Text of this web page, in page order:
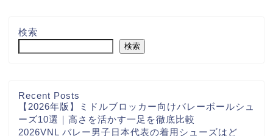
検索
検索
Recent Posts
【2026年版】ミドルブロッカー向けバレーボールシュ
ーズ10選｜高さを活かす一足を徹底比較
2026VNL バレー男子日本代表の着用シューズはど